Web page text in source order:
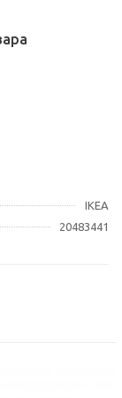
IKEA
20483441